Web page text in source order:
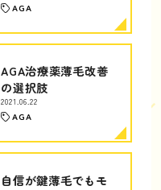
AGA
AGA治療薬薄毛改善
の選択肢
2021.06.22
AGA
自信が鍵薄毛でもモ